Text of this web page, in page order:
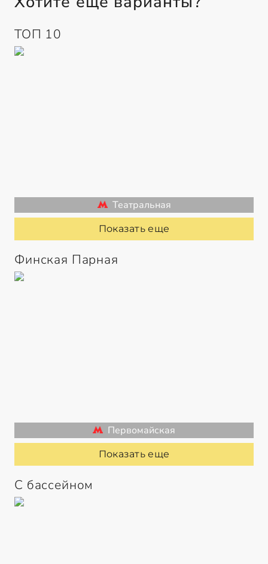
ТОП 10
Театральная
Показать еще
Финская Парная
Первомайская
Показать еще
С бассейном